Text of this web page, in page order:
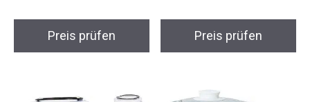
Preis prüfen Preis prüfen